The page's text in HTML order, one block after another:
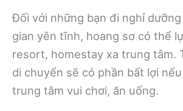
Đối với những bạn đi nghỉ
gian yên tĩnh, hoang sơ có thể
resort, homestay xa trung tâm.
di chuyển sẽ có phần bất lợi
trung tâm vui chơi, ăn uống.